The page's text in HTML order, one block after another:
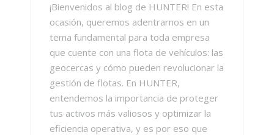
¡Bienvenidos al blog de HUNTER! En esta
ocasión, queremos adentrarnos en un
tema fundamental para toda empresa
que cuente con una flota de vehículos: las
geocercas y cómo pueden revolucionar la
gestión de flotas. En HUNTER,
entendemos la importancia de proteger
tus activos más valiosos y optimizar la
eficiencia operativa, y es por eso que